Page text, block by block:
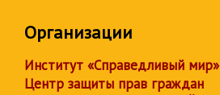
Организации
Институт «Справедливый мир»
Центр защиты прав граждан